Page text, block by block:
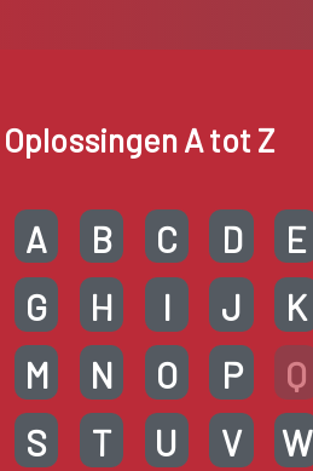
Oplossingen A tot Z
A B C D E
G
H I J K
M
N O P Q
S
T U V W